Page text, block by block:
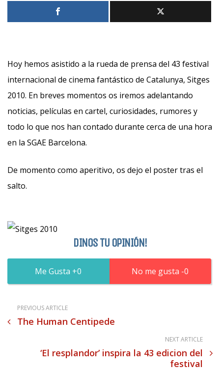
Hoy hemos asistido a la rueda de prensa del 43 festival
internacional de cinema fantástico de Catalunya, Sitges
2010. En breves momentos os iremos adelantando
noticias, películas en cartel, curiosidades, rumores y
todo lo que nos han contado durante cerca de una hora
en la SGAE Barcelona.
De momento como aperitivo, os dejo el poster tras el
salto.
DINOS TU OPINIÓN!
0 0
PREVIOUS ARTICLE
The Human Centipede
NEXT ARTICLE
‘El resplandor’ inspira la 43 edicion del
festival